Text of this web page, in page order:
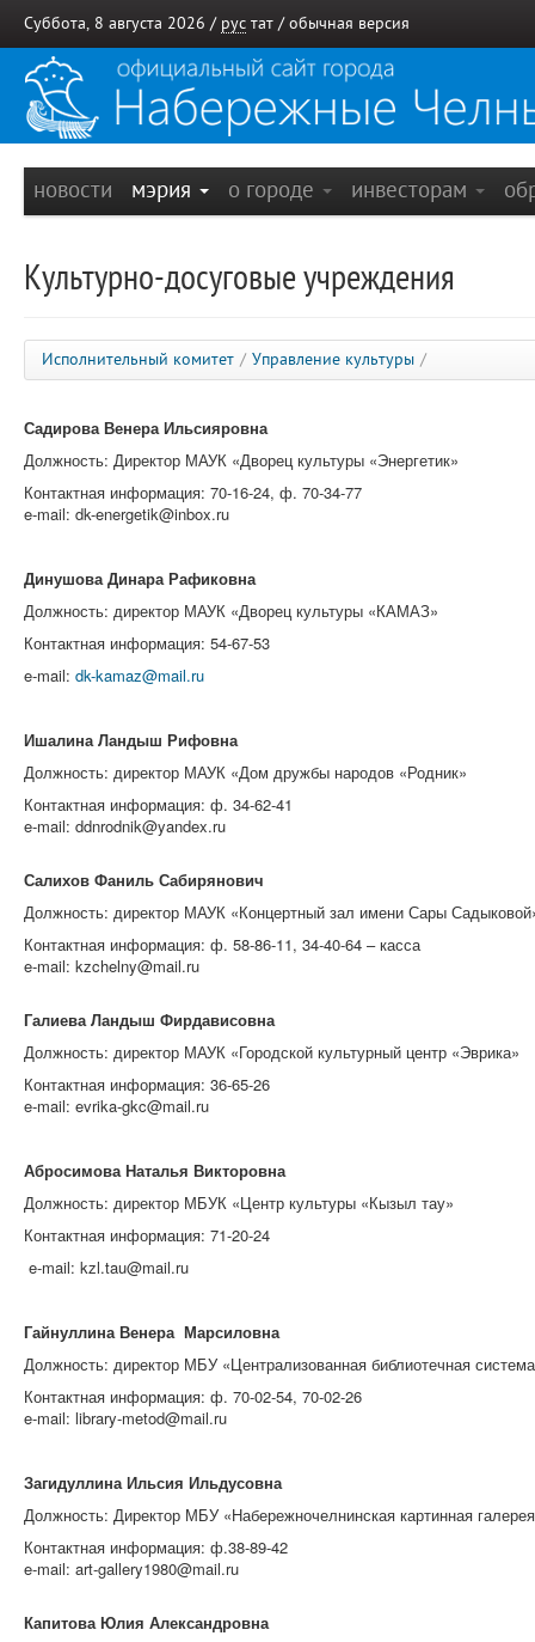
Суббота, 8 августа 2026 / рус тат / обычная версия
новости мэрия о городе инвесторам
Культурно-досуговые учреждения
Исполнительный комитет / Управление культуры /
Садирова Венера Ильсияровна
Должность: Директор МАУК «Дворец культуры «Энергетик»
Контактная информация: 70-16-24, ф. 70-34-77
e-mail: dk-energetik@inbox.ru
Динушова Динара Рафиковна
Должность: директор МАУК «Дворец культуры «КАМАЗ»
Контактная информация: 54-67-53
e-mail: dk-kamaz@mail.ru
Ишалина Ландыш Рифовна
Должность: директор МАУК «Дом дружбы народов «Родник»
Контактная информация: ф. 34-62-41
e-mail: ddnrodnik@yandex.ru
Салихов Фаниль Сабирянович
Должность: директор МАУК «Концертный зал имени Сары Садыковой
Контактная информация: ф. 58-86-11, 34-40-64 – касса
e-mail: kzchelny@mail.ru
Галиева Ландыш Фирдависовна
Должность: директор МАУК «Городской культурный центр «Эврика»
Контактная информация: 36-65-26
e-mail: evrika-gkc@mail.ru
Абросимова Наталья Викторовна
Должность: директор МБУК «Центр культуры «Кызыл тау»
Контактная информация: 71-20-24
e-mail: kzl.tau@mail.ru
Гайнуллина Венера Марсиловна
Должность: директор МБУ «Централизованная библиотечная система
Контактная информация: ф. 70-02-54, 70-02-26
e-mail: library-metod@mail.ru
Загидуллина Ильсия Ильдусовна
Должность: Директор МБУ «Набережночелнинская картинная галерея
Контактная информация: ф.38-89-42
e-mail: art-gallery1980@mail.ru
Капитова Юлия Александровна